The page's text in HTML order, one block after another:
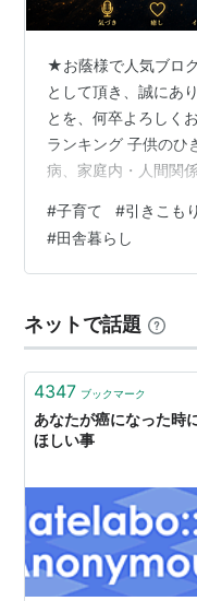
★お蔭様で人気ブロ
として頂き、誠にあ
とを、何卒よろしく
ランキング 子供のひ
病、家庭内・人間関
！】 美道３１周年感
タート(^-^)v 『 な る
Pod！』 stand.fm ◆
#子育て #引きこも
#田舎暮らし
ネットで話題
4347 ブックマーク
あなたが癌になった時
ほしい事